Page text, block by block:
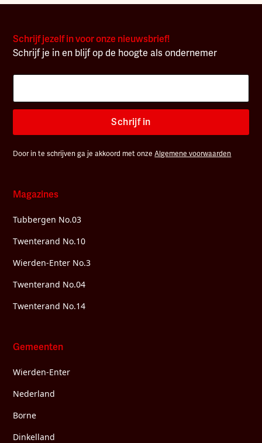
Schrijf jezelf in voor onze nieuwsbrief!
Schrijf je in en blijf op de hoogte als ondernemer
Schrijf in
Door in te schrijven ga je akkoord met onzeAlgemene voorwaarden
Magazines
Tubbergen No.03
Twenterand No.10
Wierden-Enter No.3
Twenterand No.04
Twenterand No.14
Gemeenten
Wierden-Enter
Nederland
Borne
Dinkelland